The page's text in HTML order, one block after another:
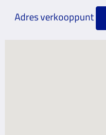
Adres verkooppunt